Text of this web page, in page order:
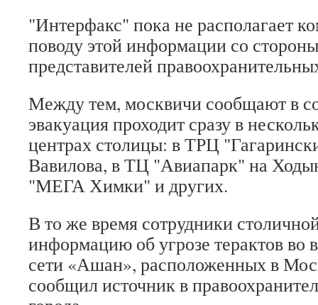
"Интерфакс" пока не располагает
поводу этой информации со
представителей
Между тем, москвичи сообщают в
эвакуация проходит сразу в
центрах столицы: в ТРЦ
Вавилова, в ТЦ "Авиапарк" на
"МЕГА Химки" и других.
В то же время сотрудники
информацию об угрозе терактов во
сети «Ашан», расположенных в
сообщил источник в